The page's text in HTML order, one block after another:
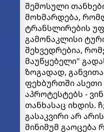
შემოსული
მოხმარდება,
ტრანსლირების
გამონაკლისი
შეხვედრებია,
მაუწყებელი"
ზოგადად,
ფეხბურთში ასეთი
აპროტესტებს -
თანხასაც იხდის.
გასაკვირი არ
მინიმუმ გაოცება